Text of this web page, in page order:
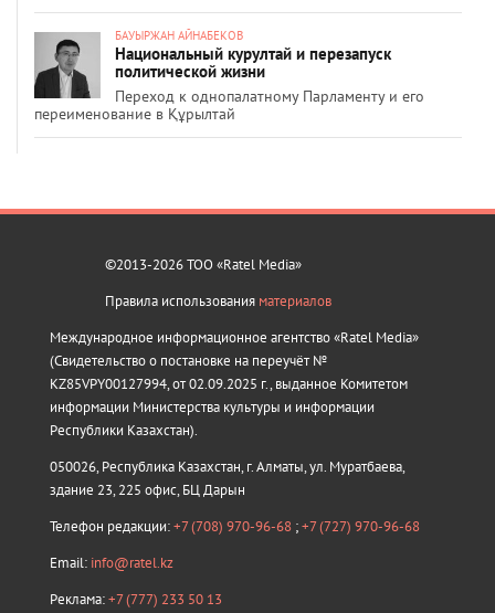
БАУЫРЖАН АЙНАБЕКОВ
Национальный курултай и перезапуск
политической жизни
Переход к однопалатному Парламенту и его
переименование в Құрылтай
©2013-2026 ТОО «Ratel Media»
Правила использования материалов
Международное информационное агентство «Ratel Media»
(Свидетельство о постановке на переучёт №
KZ85VPY00127994, от 02.09.2025 г., выданное Комитетом
информации Министерства культуры и информации
Республики Казахстан).
050026, Республика Казахстан, г. Алматы, ул. Муратбаева,
здание 23, 225 офис, БЦ Дарын
Телефон редакции:+7 (708) 970-96-68 ;+7 (727) 970-96-68
Email: info@ratel.kz
Реклама:+7 (777) 233 50 13